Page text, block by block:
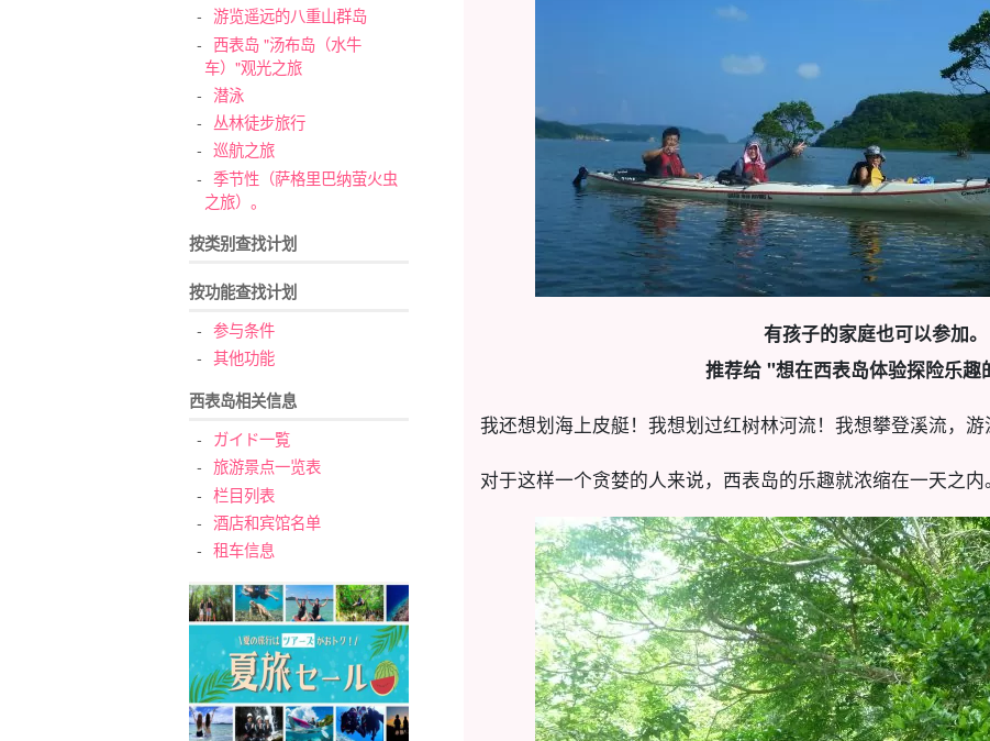
游览遥远的八重山群岛
西表岛 "汤布岛（水牛
车）"观光之旅
潜泳
丛林徒步旅行
巡航之旅
季节性（萨格里巴纳萤火虫
之旅）。
按类别查找计划
按功能查找计划
参与条件
其他功能
西表岛相关信息
ガイド一覧
旅游景点一览表
栏目列表
酒店和宾馆名单
租车信息
有孩子的家庭也可以参加。
推荐给 "想在西表岛体验探险乐趣
我还想划海上皮艇！我想划过红树林河流！我想攀登溪流，游
对于这样一个贪婪的人来说，西表岛的乐趣就浓缩在一天之内。